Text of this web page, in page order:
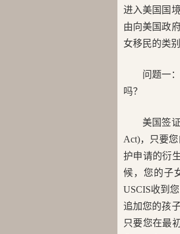
进入美国国
由向美国政
女移民的类别
问题一
吗？
美国签
Act)，只要
护申请的衍
候，您的子
USCIS收到
追加您的孩
只要您在最